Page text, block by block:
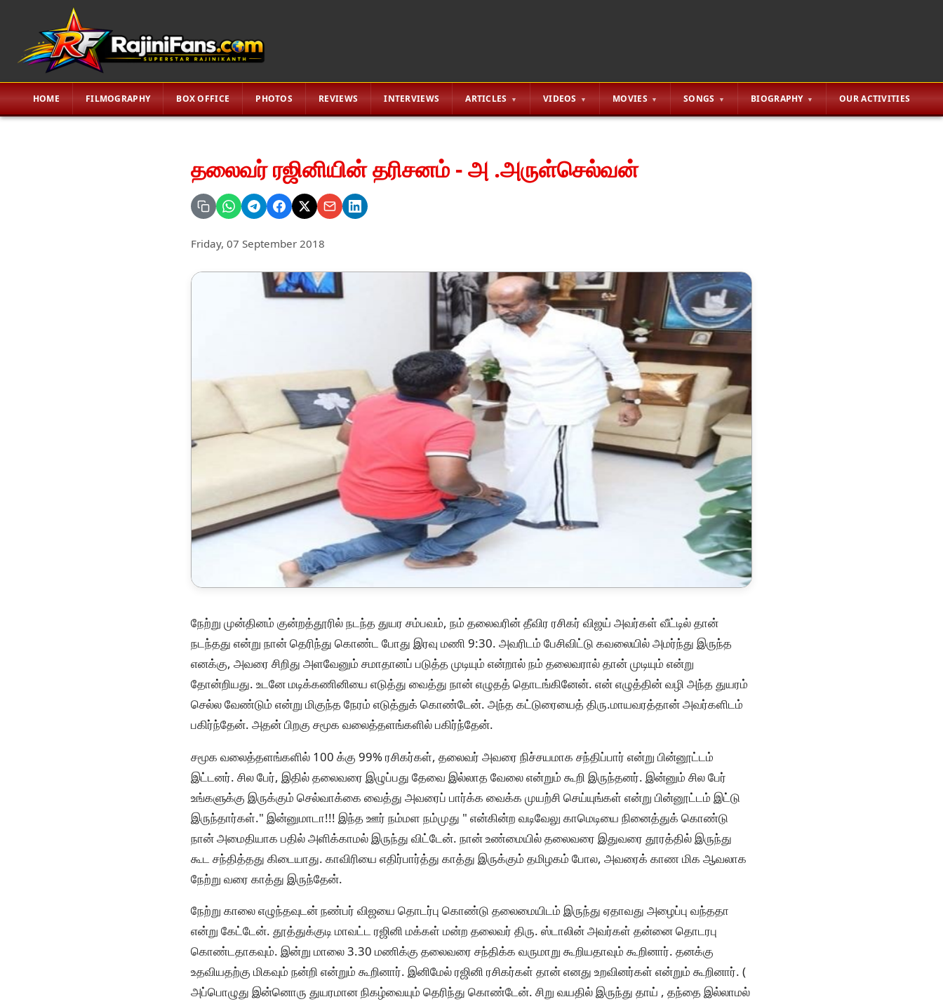
HOME FILMOGRAPHY BOX OFFICE PHOTOS REVIEWS INTERVIEWS ARTICLES VIDEOS MOVIES SONGS BIOGRAPHY OUR ACTIVITIES
தலைவர் ரஜினியின் தரிசனம் - அ .அருள்செல்வன்
Friday, 07 September 2018
நேற்று முன்தினம் குன்றத்தூரில் நடந்த துயர சம்பவம், நம் தலைவரின் தீவிர ரசிகர் விஜய் அவர்கள் வீட்டில் தான்
நடந்தது என்று நான் தெரிந்து கொண்ட போது இரவு மணி 9:30. அவரிடம் பேசிவிட்டு கவலையில் அமர்ந்து இருந்த
எனக்கு, அவரை சிறிது அளவேனும் சமாதானப் படுத்த முடியும் என்றால் நம் தலைவரால் தான் முடியும் என்று
தோன்றியது. உடனே மடிக்கணினியை எடுத்து வைத்து நான் எழுதத் தொடங்கினேன். என் எழுத்தின் வழி அந்த துயரம்
செல்ல வேண்டும் என்று மிகுந்த நேரம் எடுத்துக் கொண்டேன். அந்த கட்டுரையைத் திரு.மாயவரத்தான் அவர்களிடம்
பகிர்ந்தேன். அதன் பிறகு சமூக வலைத்தளங்களில் பகிர்ந்தேன்.
சமூக வலைத்தளங்களில் 100 க்கு 99% ரசிகர்கள், தலைவர் அவரை நிச்சயமாக சந்திப்பார் என்று பின்னூட்டம்
இட்டனர். சில பேர், இதில் தலைவரை இழுப்பது தேவை இல்லாத வேலை என்றும் கூறி இருந்தனர். இன்னும் சில பேர்
உங்களுக்கு இருக்கும் செல்வாக்கை வைத்து அவரைப் பார்க்க வைக்க முயற்சி செய்யுங்கள் என்று பின்னூட்டம் இட்டு
இருந்தார்கள்." இன்னுமாடா!!! இந்த ஊர் நம்மள நம்முது " என்கின்ற வடிவேலு காமெடியை நினைத்துக் கொண்டு
நான் அமைதியாக பதில் அளிக்காமல் இருந்து விட்டேன். நான் உண்மையில் தலைவரை இதுவரை தூரத்தில் இருந்து
கூட சந்தித்தது கிடையாது. காவிரியை எதிர்பார்த்து காத்து இருக்கும் தமிழகம் போல, அவரைக் காண மிக ஆவலாக
நேற்று வரை காத்து இருந்தேன்.
நேற்று காலை எழுந்தவுடன் நண்பர் விஜயை தொடர்பு கொண்டு தலைமையிடம் இருந்து ஏதாவது அழைப்பு வந்ததா
என்று கேட்டேன். தூத்துக்குடி மாவட்ட ரஜினி மக்கள் மன்ற தலைவர் திரு. ஸ்டாலின் அவர்கள் தன்னை தொடரபு
கொண்டதாகவும். இன்று மாலை 3.30 மணிக்கு தலைவரை சந்திக்க வருமாறு கூறியதாவும் கூறினார். தனக்கு
உதவியதற்கு மிகவும் நன்றி என்றும் கூறினார். இனிமேல் ரஜினி ரசிகர்கள் தான் எனது உறவினர்கள் என்றும் கூறினார். (
அப்பொழுது இன்னொரு துயரமான நிகழ்வையும் தெரிந்து கொண்டேன். சிறு வயதில் இருந்து தாய் , தந்தை இல்லாமல்